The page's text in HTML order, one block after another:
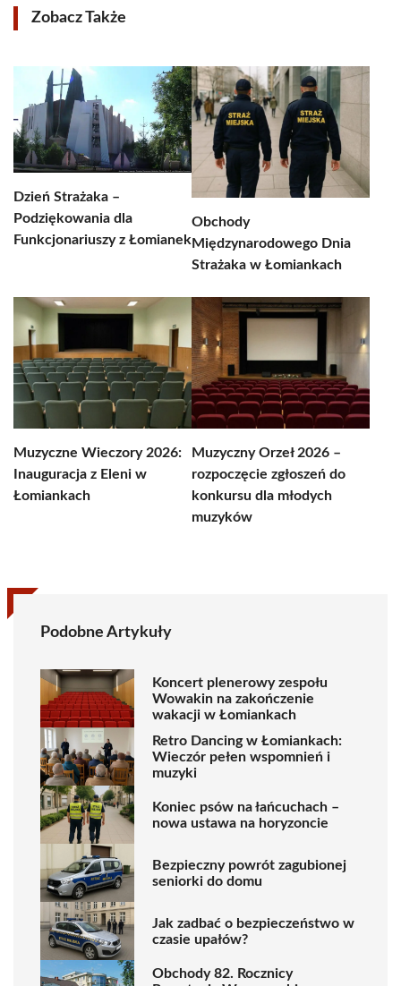
Zobacz Także
Dzień Strażaka –
Podziękowania dla
Funkcjonariuszy z Łomianek
Obchody
Międzynarodowego Dnia
Strażaka w Łomiankach
Muzyczne Wieczory 2026:
Inauguracja z Eleni w
Łomiankach
Muzyczny Orzeł 2026 –
rozpoczęcie zgłoszeń do
konkursu dla młodych
muzyków
Podobne Artykuły
Koncert plenerowy zespołu
Wowakin na zakończenie
wakacji w Łomiankach
Retro Dancing w Łomiankach:
Wieczór pełen wspomnień i
muzyki
Koniec psów na łańcuchach –
nowa ustawa na horyzoncie
Bezpieczny powrót zagubionej
seniorki do domu
Jak zadbać o bezpieczeństwo w
czasie upałów?
Obchody 82. Rocznicy